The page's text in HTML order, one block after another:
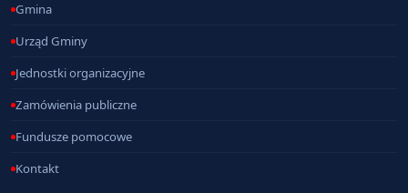
Gmina
Urząd Gminy
Jednostki organizacyjne
Zamówienia publiczne
Fundusze pomocowe
Kontakt